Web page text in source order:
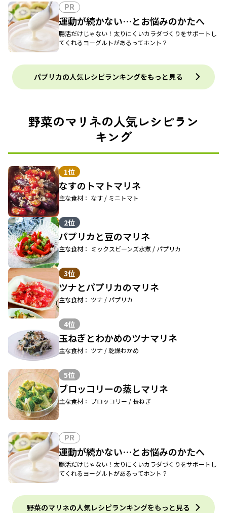
PR
運動が続かない…とお悩みのかたへ
腸活だけじゃない！太りにくいカラダづくりをサポートし
てくれるヨーグルトがあるってホント？
パプリカの人気レシピランキングをもっと見る
野菜のマリネの人気レシピラン
キング
1位
なすのトマトマリネ
主な食材： なす / ミニトマト
2位
パプリカと豆のマリネ
主な食材： ミックスビーンズ水煮 / パプリカ
3位
ツナとパプリカのマリネ
主な食材： ツナ / パプリカ
4位
玉ねぎとわかめのツナマリネ
主な食材： ツナ / 乾燥わかめ
5位
ブロッコリーの蒸しマリネ
主な食材： ブロッコリー / 長ねぎ
PR
運動が続かない…とお悩みのかたへ
腸活だけじゃない！太りにくいカラダづくりをサポートし
てくれるヨーグルトがあるってホント？
野菜のマリネの人気レシピランキングをもっと見る